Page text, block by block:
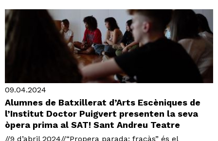
09.04.2024
Alumnes de Batxillerat d’Arts Escèniques de
l’Institut Doctor Puigvert presenten la seva
òpera prima al SAT! Sant Andreu Teatre
//9 d’abril 2024//“Propera parada: fracàs” és el